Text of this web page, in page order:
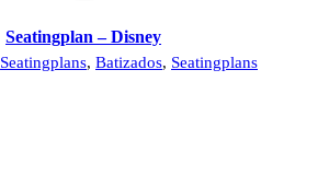
Seatingplan – Disney
Seatingplans, Batizados, Seatingplans